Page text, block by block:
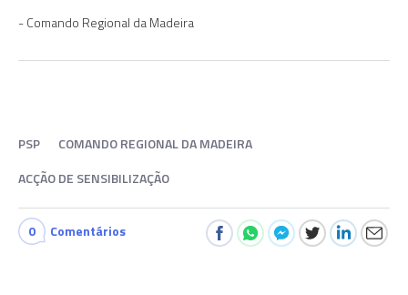
Comando Regional da Madeira
PSP
COMANDO REGIONAL DA MADEIRA
ACÇÃO DE SENSIBILIZAÇÃO
0 Comentários